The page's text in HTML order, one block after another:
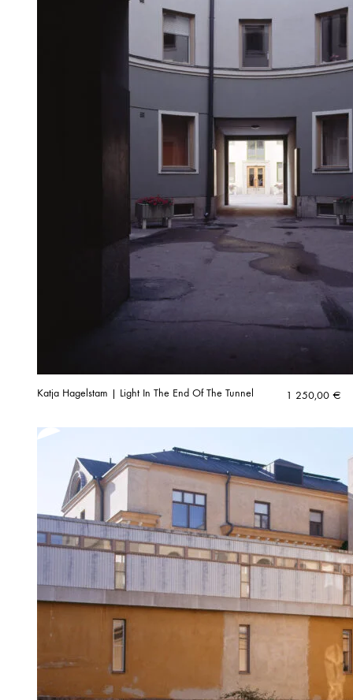
Katja Hagelstam | Light In The End Of The Tunnel 1 250,00 €